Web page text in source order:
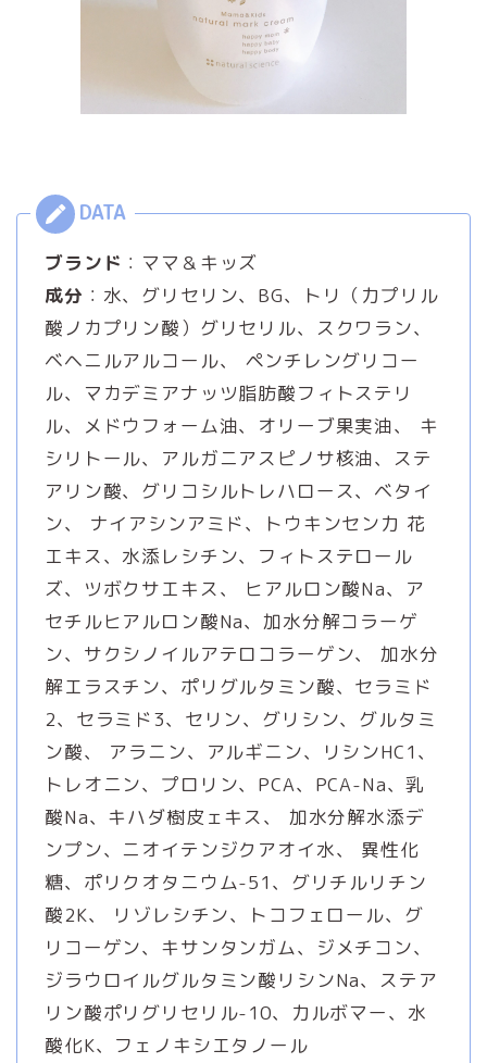
ブランド ：ママ＆キッズ
成分 ：水、グリセリン、BG、トリ（力プリル
酸ノカプリン酸）グリセリル、スクワラン、
ベヘニルアルコール、 ペンチレングリコー
ル、マカデミアナッツ脂肪酸フィトステリ
ル、メドウフォーム油、オリーブ果実油、 キ
シリトール、アルガニアスピノサ核油、ステ
アリン酸、グリコシルトレハロース、ベタイ
ン、 ナイアシンアミド、トウキンセン力 花
エキス、水添レシチン、フィトステロール
ズ、ツボクサエキス、 ヒアルロン酸Na、ア
セチルヒアルロン酸Na、加水分解コラーゲ
ン、サクシノイルアテロコラーゲン、 加水分
解エラスチン、ポリグルタミン酸、セラミド
2、セラミド3、セリン、グリシン、グルタミ
ン酸、 アラニン、アルギニン、リシンHC1、
トレオニン、プロリン、PCA、PCA-Na、乳
酸Na、キハダ樹皮ェキス、 加水分解水添デ
ンプン、ニオイテンジクアオイ水、 異性化
糖、ポリクオタニウム-51、グリチルリチン
酸2K、 リゾレシチン、トコフェロール、グ
リコーゲン、キサンタンガム、ジメチコン、
ジラウロイルグルタミン酸リシンNa、ステア
リン酸ポリグリセリル-10、力ルボマー、水
酸化K、フェノキシエタノール